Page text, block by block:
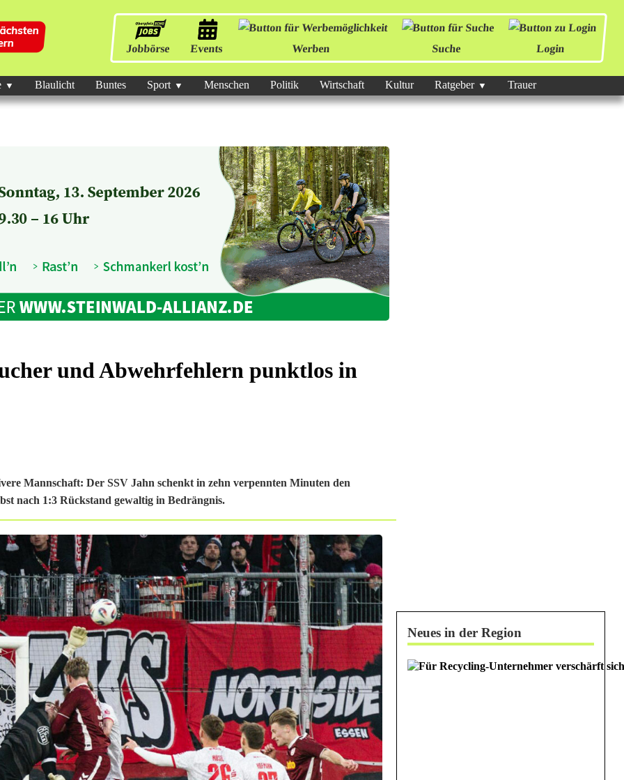
Jobbörse Events Werben Suche Login
Blaulicht Buntes Sport Menschen Politik Wirtschaft Kultur Ratgeber Trauer
und Abwehrfehlern punktlos in
Mannschaft: Der SSV Jahn schenkt in zehn verpennten Minuten den
nach 1:3 Rückstand gewaltig in Bedrängnis.
Neues in der Region